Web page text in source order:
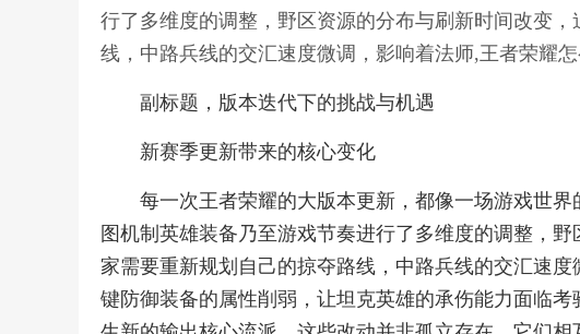
行了多维度的调整，野区资源的分布与刷新时间改变
线，中路兵线的交汇速度微调，影响着法师,王者荣耀
副标题，版本迭代下的挑战与机遇
新赛季更新带来的核心变化
每一次王者荣耀的大版本更新，都像一场游戏世
图机制英雄装备乃至游戏节奏进行了多维度的调整，
家需要重新规划自己的掠夺路线，中路兵线的交汇速
键防御装备的属性削弱，让坦克英雄的承伤能力面临